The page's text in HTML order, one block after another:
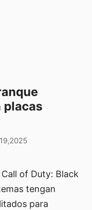
placas
of Duty: Black
tengan
para